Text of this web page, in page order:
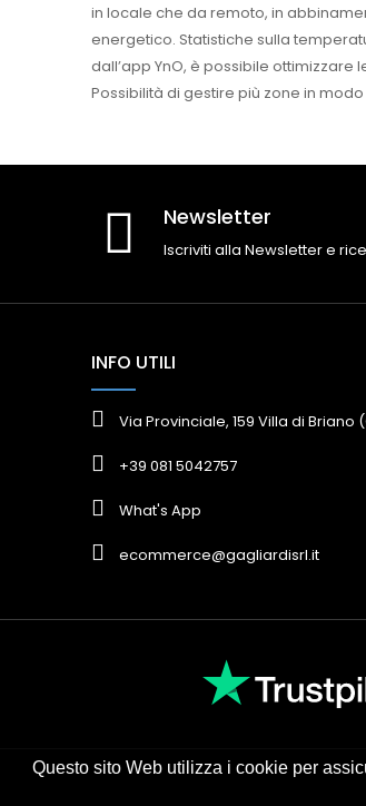
Questo sito Web utilizza i cookie per
in locale che da remoto, in
energetico. Statistiche sulla
dall’app YnO, è possibile
Possibilità di gestire più zone in
Newsletter
Iscriviti alla Newsletter e
INFO UTILI
Via Provinciale, 159 Villa di Briano
+39 081 5042757
What's App
ecommerce@gagliardisrl.it